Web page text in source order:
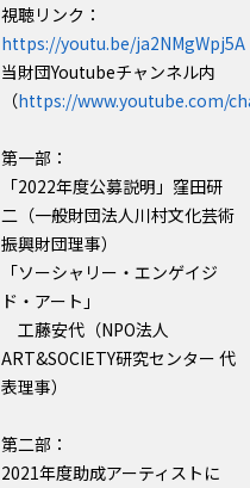
視聴リンク：
https://youtu.be/ja2NMgWpj5A
当財団Youtubeチャンネル内
（https://www.youtube.com/
第一部：
「2022年度公募説明」窪田研
二（一般財団法人川村文化芸術
振興財団理事）
「ソーシャリー・エンゲイジ
ド・アート」
工藤安代（NPO法人
ART&SOCIETY研究センター 代
表理事）
第二部：
2021年度助成アーティストに